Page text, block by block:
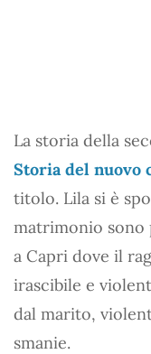
La storia della
Storia del nuovo
titolo. Lila si è
matrimonio
a Capri dove il
irascibile e
dal marito,
smanie.